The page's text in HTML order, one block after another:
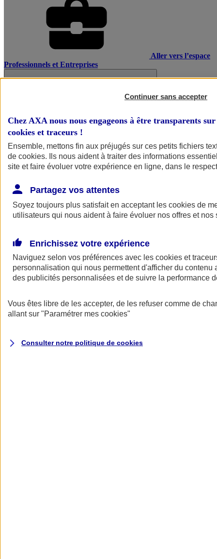
Aller vers l’espace
Professionnels et Entreprises
AXA Assurance
Continuer sans accepter
Chez AXA nous nous engageons à être transparents
cookies et traceurs !
Ensemble, mettons fin aux préjugés sur ces petits fichiers
de cookies. Ils nous aident à traiter des informations
site et faire évoluer votre expérience en ligne, dans le
Partagez vos attentes
Soyez toujours plus satisfait en acceptant les cookies de
utilisateurs qui nous aident à faire évoluer nos offres et nos
Enrichissez votre expérience
Naviguez selon vos préférences avec les cookies et
personnalisation qui nous permettent d'afficher du contenu
des publicités personnalisées et de suivre la performance
Vous êtes libre de les accepter, de les refuser comme de
allant sur "Paramétrer mes cookies"
Consulter notre politique de cookies